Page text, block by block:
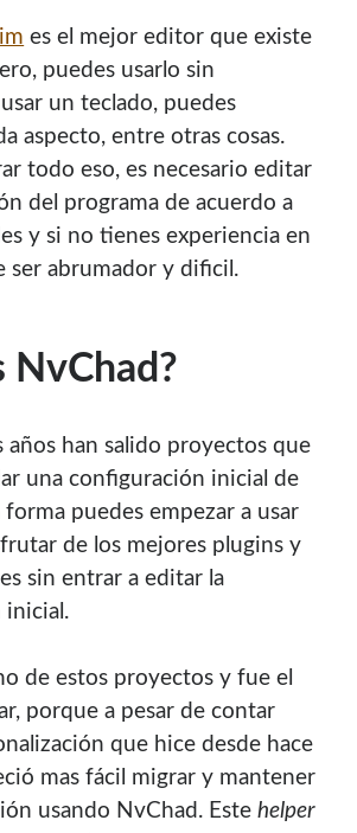
Miguel Useche!
web , colaboro en comunidades como
de WordPressy me gusta organizar
en Informática de laUNETdonde dí
Como siempre me ha gustado
algunas de mis opiniones y
o leer más sobre mi
.
or any of my work, consider to
es el mejor editor que existe
puedes usarlo sin
un teclado, puedes
aspecto, entre otras cosas.
todo eso, es necesario editar
del programa de acuerdo a
y si no tienes experiencia en
ser abrumador y dificil.
NvChad?
años han salido proyectos que
una configuración inicial de
puedes empezar a usar
de los mejores plugins y
sin entrar a editar la
inicial.
de estos proyectos y fue el
porque a pesar de contar
que hice desde hace
mas fácil migrar y mantener
usando NvChad. Estehelper